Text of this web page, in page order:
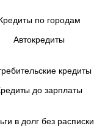
по городам
Автокредиты
кредиты
до зарплаты
в долг без расписки